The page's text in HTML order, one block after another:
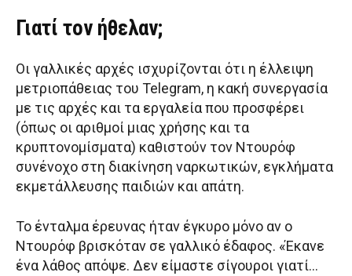
Γιατί τον ήθελαν;
Οι γαλλικές αρχές ισχυρίζονται ότι η έλλειψη
μετριοπάθειας του Telegram, η κακή συνεργασία
με τις αρχές και τα εργαλεία που προσφέρει
(όπως οι αριθμοί μιας χρήσης και τα
κρυπτονομίσματα) καθιστούν τον Ντουρόφ
συνένοχο στη διακίνηση ναρκωτικών, εγκλήματα
εκμετάλλευσης παιδιών και απάτη.
Το ένταλμα έρευνας ήταν έγκυρο μόνο αν ο
Ντουρόφ βρισκόταν σε γαλλικό έδαφος. «Έκανε
ένα λάθος απόψε. Δεν είμαστε σίγουροι γιατί…